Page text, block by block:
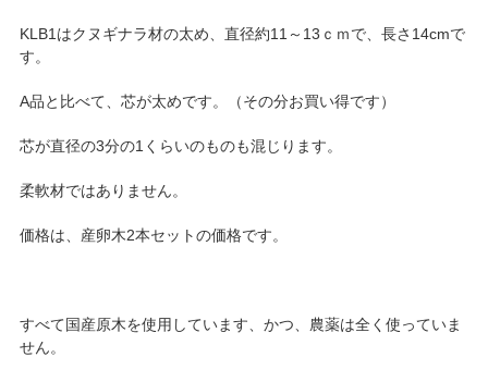
KLB1はクヌギナラ材の太め、直径約11～13ｃｍで、長さ14cmで
す。
A品と比べて、芯が太めです。（その分お買い得です）
芯が直径の3分の1くらいのものも混じります。
柔軟材ではありません。
価格は、産卵木2本セットの価格です。
すべて国産原木を使用しています、かつ、農薬は全く使っていま
せん。